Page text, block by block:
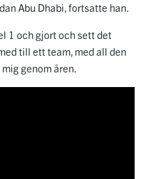
Abu Dhabi, fortsatte han.
1 och gjort och sett det
till ett team, med all den
genom åren.